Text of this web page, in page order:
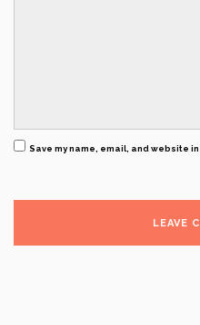
Save my name, email, and website